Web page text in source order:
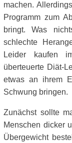
machen.
Programm zum
bringt. Was
schlechte
Leider kaufen
überteuerte Diät-
etwas an ihrem
Schwung bringen.
Zunächst sollte
Menschen dicker
Übergewicht